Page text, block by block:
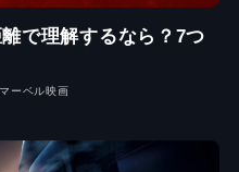
で理解するなら？7つ
マーベル映画